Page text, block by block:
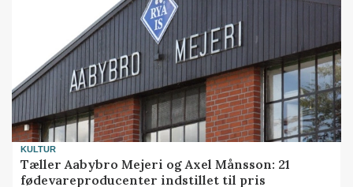
KULTUR
Tæller Aabybro Mejeri og Axel Månsson: 21
fødevareproducenter indstillet til pris